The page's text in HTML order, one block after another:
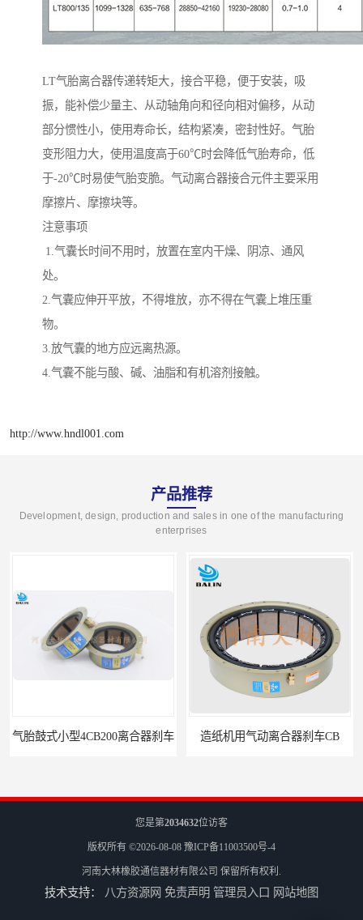
LT气胎离合器传递转矩大，接合平稳，便于安装，吸
振，能补偿少量主、从动轴角向和径向相对偏移，从动
部分惯性小，使用寿命长，结构紧凑，密封性好。气胎
变形阻力大，使用温度高于60℃时会降低气胎寿命，低
于-20℃时易使气胎变脆。气动离合器接合元件主要采用
摩擦片、摩擦块等。
注意事项
1.气囊长时间不用时，放置在室内干燥、阴凉、通风
处。
2.气囊应伸开平放，不得堆放，亦不得在气囊上堆压重
物。
3.放气囊的地方应远离热源。
4.气囊不能与酸、碱、油脂和有机溶剂接触。
http://www.hndl001.com
产品推荐
Development, design, production and sales in one of the manufacturing
enterprises
器刹车 造纸机用气动离合器刹车CB
您是第2034632位访客
版权所有 ©2026-08-08 豫ICP备11003500号-4
河南大林橡胶通信器材有限公司 保留所有权利.
技术支持： 八方资源网 免责声明 管理员入口 网站地图